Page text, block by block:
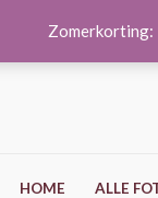
Zomerkorting:
HOME ALLE